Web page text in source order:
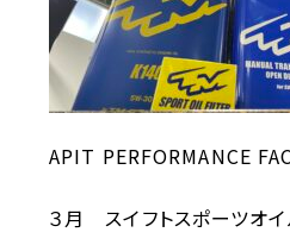
APIT PERFORMANCE
３月 スイフトスポーツオイ